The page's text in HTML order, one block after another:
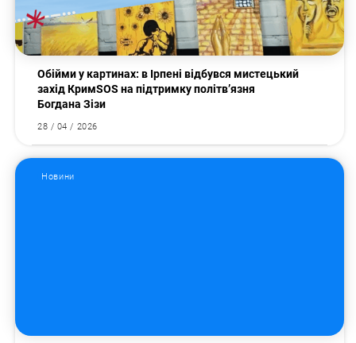
Обійми у картинах: в Ірпені відбувся мистецький
захід КримSOS на підтримку політв’язня
Богдана Зізи
28 / 04 / 2026
Новини